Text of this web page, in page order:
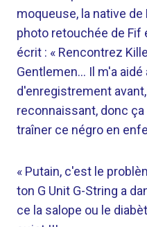
moqueuse, la native
photo retouchée de Fif
écrit : « Rencontrez
Gentlemen… Il m'a
d'enregistrement
reconnaissant, donc
traîner ce négro en
« Putain, c'est le
ton G Unit G-String a
ce la salope ou le